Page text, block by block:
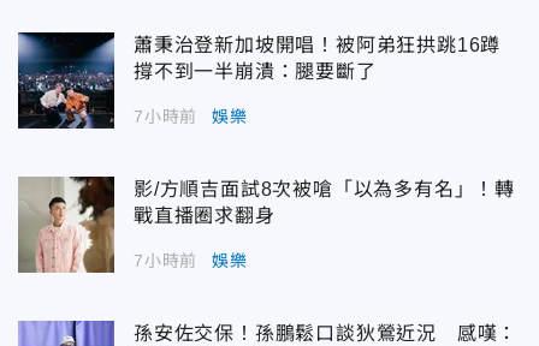
蕭秉治登新加坡開唱！被阿弟狂拱跳16蹲
撐不到一半崩潰：腿要斷了
7小時前 娛樂
影/方順吉面試8次被嗆「以為多有名」！轉
戰直播圈求翻身
7小時前 娛樂
孫安佐交保！孫鵬鬆口談狄鶯近況 感嘆：